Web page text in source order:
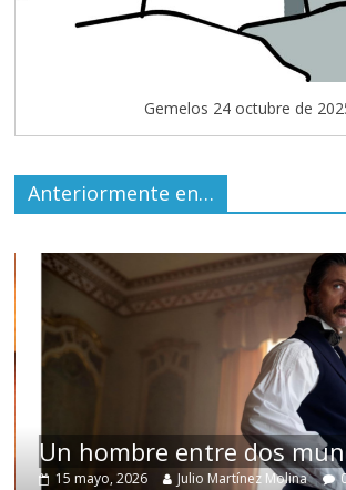
Gemelos 24 octubre de
Anteriormente en…
Un hombre entre dos
15 mayo, 2026 Julio Martínez Molina